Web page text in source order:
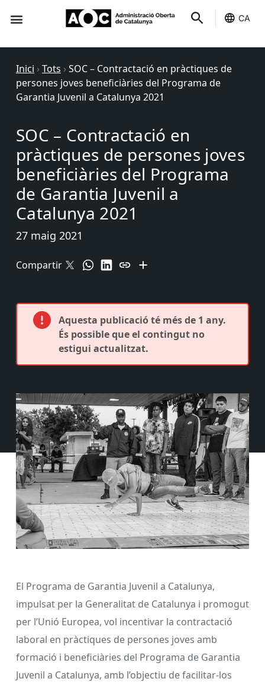
CA
Inici › Tots › SOC – Contractació en pràctiques de
persones joves beneficiàries del Programa de
Garantia Juvenil a Catalunya 2021
SOC – Contractació en
pràctiques de persones joves
beneficiàries del Programa
de Garantia Juvenil a
Catalunya 2021
27 maig 2021
Compartir
Aquesta publicació té més de 1 any.
És possible que el contingut no
estigui actualitzat.
El Programa de Garantia Juvenil a Catalunya,
impulsat per la Generalitat de Catalunya i promogut
per l’Unió Europea, vol incentivar la contractació
laboral en pràctiques de persones joves amb
formació i beneficiàries del Programa de Garantia
Juvenil a Catalunya, amb l’objectiu de facilitar-los